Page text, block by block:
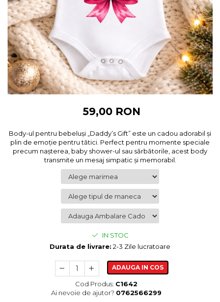
Body bebelusi personalizate
Perne personalizate
Plusuri personalizate
Agende personalizate
Etichete pentru sticla de vin
Cadouri Personalizate Unice
Sorturi Personalizate
Cadouri pentru Doctori
Cadouri Pensionare
Cadouri Profesori
59,00 RON
Body-ul pentru bebeluși „Daddy’s Gift” este un cadou adorabil și
plin de emoție pentru tătici. Perfect pentru momente speciale
precum nașterea, baby shower-ul sau sărbătorile, acest body
transmite un mesaj simpatic și memorabil.
IN STOC
Durata de livrare: 2-3 Zile lucratoare
ADAUGA IN COS
Cod Produs: C1642
Ai nevoie de ajutor? 0762566299